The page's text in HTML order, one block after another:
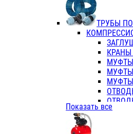
Хоз.
ЭЛ.
ТРУБЫ
МУФТЫ
Показать все